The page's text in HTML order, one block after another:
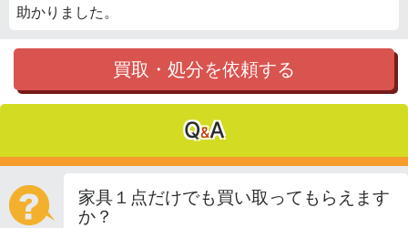
助かりました。
買取・処分を依頼する
Q&A
家具１点だけでも買い取ってもらえます
か？